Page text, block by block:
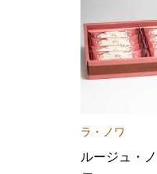
ラ・ノワ
ルージュ・